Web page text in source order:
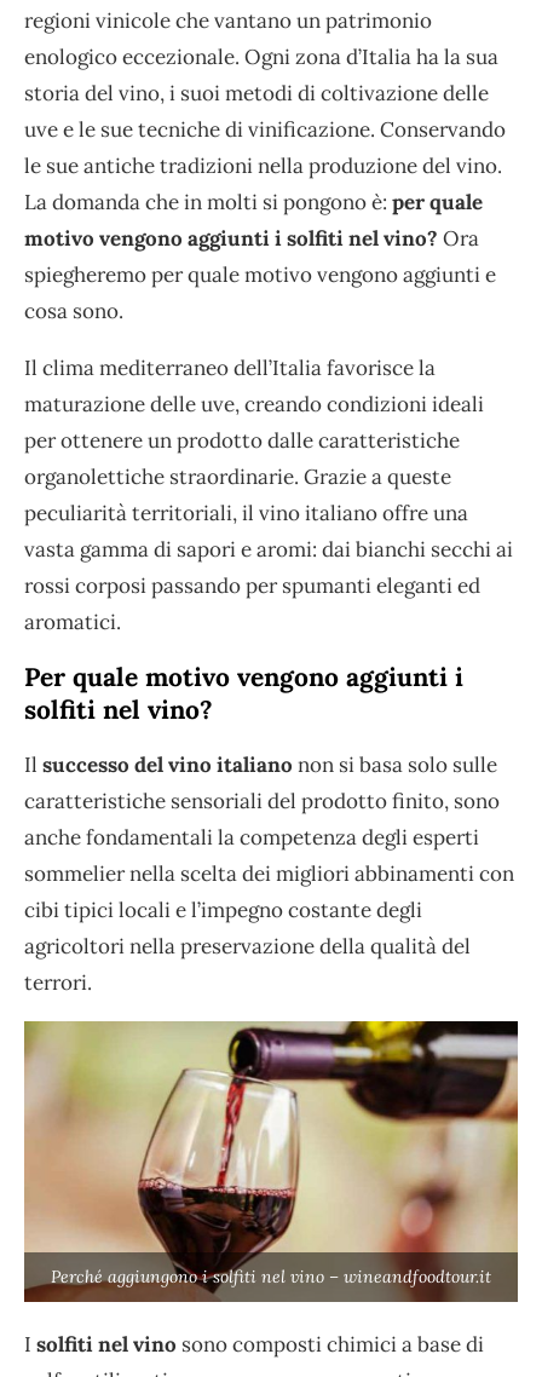
regioni vinicole che vantano un patrimonio
enologico eccezionale. Ogni zona d’Italia ha la sua
storia del vino, i suoi metodi di coltivazione delle
uve e le sue tecniche di vinificazione. Conservando
le sue antiche tradizioni nella produzione del vino.
La domanda che in molti si pongono è: per quale
motivo vengono aggiunti i solfiti nel vino? Ora
spiegheremo per quale motivo vengono aggiunti e
cosa sono.
Il clima mediterraneo dell’Italia favorisce la
maturazione delle uve, creando condizioni ideali
per ottenere un prodotto dalle caratteristiche
organolettiche straordinarie. Grazie a queste
peculiarità territoriali, il vino italiano offre una
vasta gamma di sapori e aromi: dai bianchi secchi ai
rossi corposi passando per spumanti eleganti ed
aromatici.
Per quale motivo vengono aggiunti i
solfiti nel vino?
Il successo del vino italiano non si basa solo sulle
caratteristiche sensoriali del prodotto finito, sono
anche fondamentali la competenza degli esperti
sommelier nella scelta dei migliori abbinamenti con
cibi tipici locali e l’impegno costante degli
agricoltori nella preservazione della qualità del
terrori.
Perché aggiungono i solfiti nel vino – wineandfoodtour.it
I solfiti nel vino sono composti chimici a base di